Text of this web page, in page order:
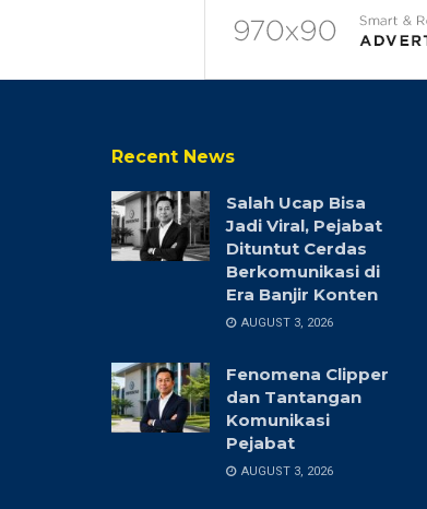
Recent News
Salah Ucap Bisa
Jadi Viral, Pejabat
Dituntut Cerdas
Berkomunikasi di
Era Banjir Konten
AUGUST 3, 2026
Fenomena Clipper
dan Tantangan
Komunikasi
Pejabat
AUGUST 3, 2026